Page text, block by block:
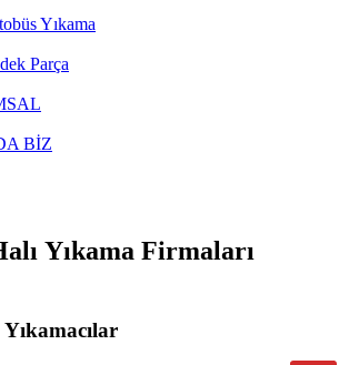
Yıkama
Parça
BİZ
Yıkama Firmaları